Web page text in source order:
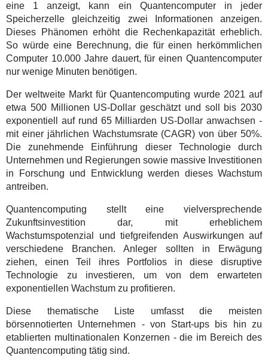
eine 1 anzeigt, kann ein Quantencomputer in jeder
Speicherzelle gleichzeitig zwei Informationen anzeigen.
Dieses Phänomen erhöht die Rechenkapazität erheblich.
So würde eine Berechnung, die für einen herkömmlichen
Computer 10.000 Jahre dauert, für einen Quantencomputer
nur wenige Minuten benötigen.
Der weltweite Markt für Quantencomputing wurde 2021 auf
etwa 500 Millionen US-Dollar geschätzt und soll bis 2030
exponentiell auf rund 65 Milliarden US-Dollar anwachsen -
mit einer jährlichen Wachstumsrate (CAGR) von über 50%.
Die zunehmende Einführung dieser Technologie durch
Unternehmen und Regierungen sowie massive Investitionen
in Forschung und Entwicklung werden dieses Wachstum
antreiben.
Quantencomputing stellt eine vielversprechende
Zukunftsinvestition dar, mit erheblichem
Wachstumspotenzial und tiefgreifenden Auswirkungen auf
verschiedene Branchen. Anleger sollten in Erwägung
ziehen, einen Teil ihres Portfolios in diese disruptive
Technologie zu investieren, um von dem erwarteten
exponentiellen Wachstum zu profitieren.
Diese thematische Liste umfasst die meisten
börsennotierten Unternehmen - von Start-ups bis hin zu
etablierten multinationalen Konzernen - die im Bereich des
Quantencomputing tätig sind.